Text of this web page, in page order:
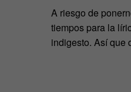
A riesgo de
tiempos para la
indigesto. Así que